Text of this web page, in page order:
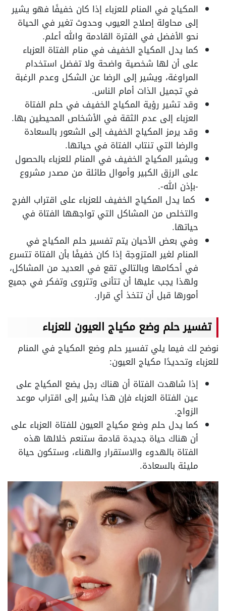
المكياج في المنام للعزباء إذا كان خفيفًا فهو يشير
إلى محاولة إصلاح العيوب وحدوث تغير في الحياة
نحو الأفضل في الفترة القادمة والله أعلم.
كما يدل المكياج الخفيف في منام الفتاة العزباء
على أن لها شخصية واضحة ولا تفضل استخدام
المراوغة، ويشير إلى الرضا عن الشكل وعدم الرغبة
في تجميل الذات أمام الناس.
وقد تشير رؤية المكياج الخفيف في حلم الفتاة
العزباء إلى عدم الثقة في الأشخاص المحيطين بها.
وقد يرمز المكياج الخفيف إلى الشعور بالسعادة
والرضا التي تنتاب الفتاة في حياتها.
ويشير المكياج الخفيف في المنام للعزباء بالحصول
على الرزق الكبير وأموال طائلة من مصدر مشروع
-بإذن الله-.
كما يدل المكياج الخفيف للعزباء على اقتراب الفرج
والتخلص من المشاكل التي تواجهها الفتاة في
حياتها.
وفي بعض الأحيان يتم تفسير حلم المكياج في
المنام لغير المتزوجة إذا كان خفيفًا بأن الفتاة تتسرع
في أحكامها وبالتالي تقع في العديد من المشاكل،
ولهذا يجب عليها أن تتأنى وتتروى وتفكر في جميع
أمورها قبل أن تتخذ أي قرار.
تفسير حلم وضع مكياج العيون للعزباء
نوضح لك فيما يلي تفسير حلم وضع المكياج في المنام
للعزباء وتحديدًا مكياج العيون:
إذا شاهدت الفتاة أن هناك رجل يضع المكياج على
عين الفتاة العزباء فإن هذا يشير إلى اقتراب موعد
الزواج.
كما يدل حلم وضع مكياج العيون للفتاة العزباء على
أن هناك حياة جديدة قادمة ستنعم خلالها هذه
الفتاة بالهدوء والاستقرار والهناء، وستكون حياة
مليئة بالسعادة.